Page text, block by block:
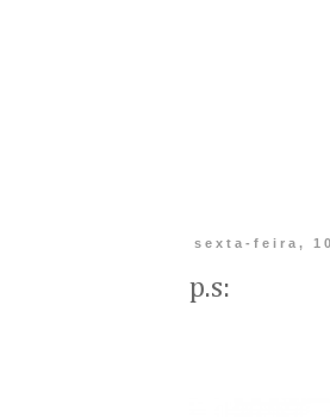
sexta-feira,
p.s: